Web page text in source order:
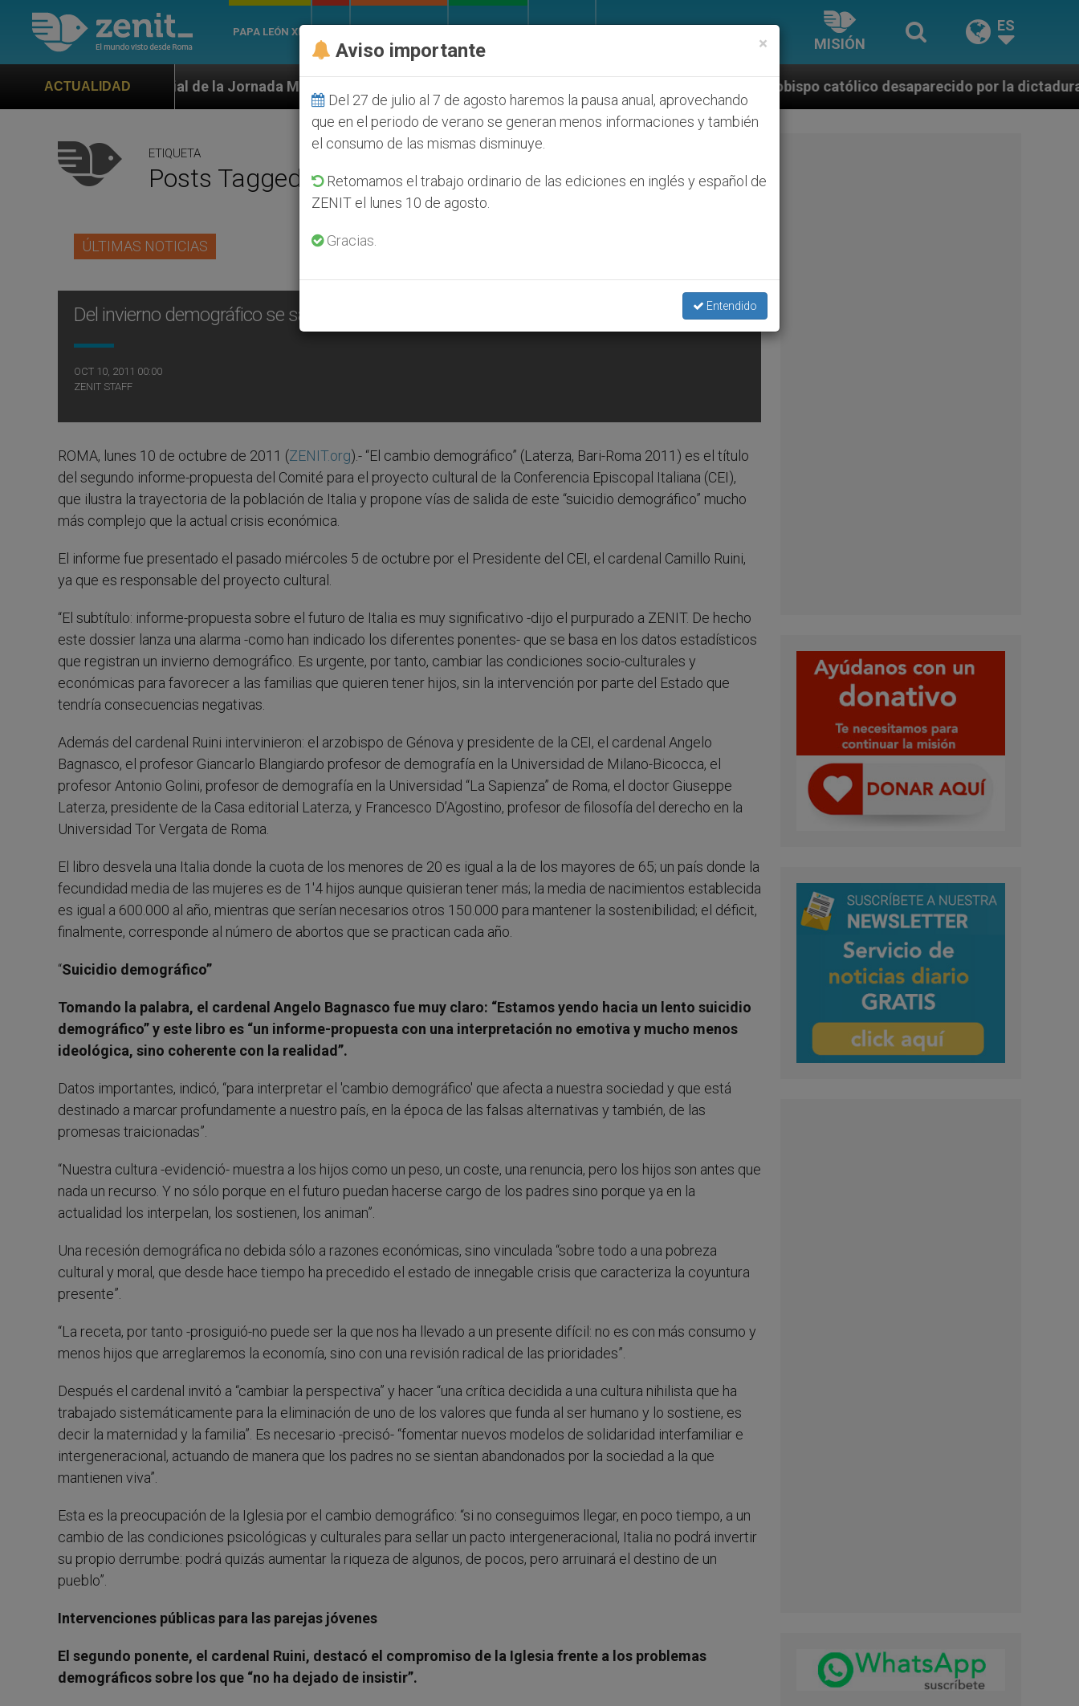
PAPA LEÓN XIV
MISIÓN
ES
ACTUALIDAD
de la Jornada Mundial de la Juventud Seúl 2027 ONU se pronuncia ante caso de obispo católico desaparecido por la dictadura nicaragüense
ETIQUETA
Posts Tagged ‘control Demografico’
ÚLTIMAS NOTICIAS
Del invierno demográfico se sale ayudando a las familias
OCT 10, 2011 00:00
ZENIT STAFF
ROMA, lunes 10 de octubre de 2011 (ZENIT.org).- “El cambio demográfico” (Laterza, Bari-Roma 2011) es el título
del segundo informe-propuesta del Comité para el proyecto cultural de la Conferencia Episcopal Italiana (CEI),
que ilustra la trayectoria de la población de Italia y propone vías de salida de este “suicidio demográfico” mucho
más complejo que la actual crisis económica.
El informe fue presentado el pasado miércoles 5 de octubre por el Presidente del CEI, el cardenal Camillo Ruini,
ya que es responsable del proyecto cultural.
“El subtítulo: informe-propuesta sobre el futuro de Italia es muy significativo -dijo el purpurado a ZENIT. De hecho
este dossier lanza una alarma -como han indicado los diferentes ponentes- que se basa en los datos estadísticos
que registran un invierno demográfico. Es urgente, por tanto, cambiar las condiciones socio-culturales y
económicas para favorecer a las familias que quieren tener hijos, sin la intervención por parte del Estado que
tendría consecuencias negativas.
Además del cardenal Ruini intervinieron: el arzobispo de Génova y presidente de la CEI, el cardenal Angelo
Bagnasco, el profesor Giancarlo Blangiardo profesor de demografía en la Universidad de Milano-Bicocca, el
profesor Antonio Golini, profesor de demografía en la Universidad “La Sapienza” de Roma, el doctor Giuseppe
Laterza, presidente de la Casa editorial Laterza, y Francesco D’Agostino, profesor de filosofía del derecho en la
Universidad Tor Vergata de Roma.
El libro desvela una Italia donde la cuota de los menores de 20 es igual a la de los mayores de 65; un país donde la
fecundidad media de las mujeres es de 1'4 hijos aunque quisieran tener más; la media de nacimientos establecida
es igual a 600.000 al año, mientras que serían necesarios otros 150.000 para mantener la sostenibilidad; el déficit,
finalmente, corresponde al número de abortos que se practican cada año.
“Suicidio demográfico”
Tomando la palabra, el cardenal Angelo Bagnasco fue muy claro: “Estamos yendo hacia un lento suicidio
demográfico” y este libro es “un informe-propuesta con una interpretación no emotiva y mucho menos
ideológica, sino coherente con la realidad”.
Datos importantes, indicó, “para interpretar el 'cambio demográfico' que afecta a nuestra sociedad y que está
destinado a marcar profundamente a nuestro país, en la época de las falsas alternativas y también, de las
promesas traicionadas”.
“Nuestra cultura -evidenció- muestra a los hijos como un peso, un coste, una renuncia, pero los hijos son antes que
nada un recurso. Y no sólo porque en el futuro puedan hacerse cargo de los padres sino porque ya en la
actualidad los interpelan, los sostienen, los animan”.
Una recesión demográfica no debida sólo a razones económicas, sino vinculada “sobre todo a una pobreza
cultural y moral, que desde hace tiempo ha precedido el estado de innegable crisis que caracteriza la coyuntura
presente”.
“La receta, por tanto -prosiguió-no puede ser la que nos ha llevado a un presente difícil: no es con más consumo y
menos hijos que arreglaremos la economía, sino con una revisión radical de las prioridades”.
Después el cardenal invitó a “cambiar la perspectiva” y hacer “una crítica decidida a una cultura nihilista que ha
trabajado sistemáticamente para la eliminación de uno de los valores que funda al ser humano y lo sostiene, es
decir la maternidad y la familia”. Es necesario -precisó- “fomentar nuevos modelos de solidaridad interfamiliar e
intergeneracional, actuando de manera que los padres no se sientan abandonados por la sociedad a la que
mantienen viva”.
Esta es la preocupación de la Iglesia por el cambio demográfico: “si no conseguimos llegar, en poco tiempo, a un
cambio de las condiciones psicológicas y culturales para sellar un pacto intergeneracional, Italia no podrá invertir
su propio derrumbe: podrá quizás aumentar la riqueza de algunos, de pocos, pero arruinará el destino de un
pueblo”.
Intervenciones públicas para las parejas jóvenes
El segundo ponente, el cardenal Ruini, destacó el compromiso de la Iglesia frente a los problemas
demográficos sobre los que “no ha dejado de insistir”.
×
Aviso importante
Del 27 de julio al 7 de agosto haremos la pausa anual, aprovechando
que en el periodo de verano se generan menos informaciones y también
el consumo de las mismas disminuye.
Retomamos el trabajo ordinario de las ediciones en inglés y español de
ZENIT el lunes 10 de agosto.
Gracias.
Entendido